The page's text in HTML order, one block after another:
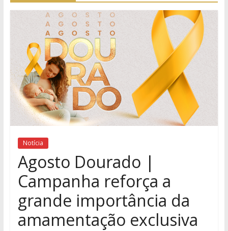
Notícia
Agosto Dourado |
Campanha reforça a
grande importância da
amamentação exclusiva